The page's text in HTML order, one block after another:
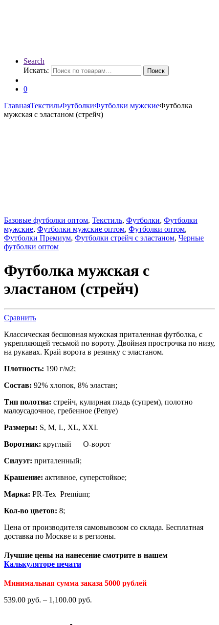
Search
Искать:
Поиск
0
ГлавнаяТекстильФутболкиФутболки мужскиеФутболка
мужская с эластаном (стрейч)
Базовые футболки оптом, Текстиль, Футболки, Футболки
мужские, Футболки мужские оптом, Футболки оптом,
Футболки Премиум, Футболки стрейч с эластаном, Черные
футболки оптом
Футболка мужская с
эластаном (стрейч)
Сравнить
Классическая бесшовная мужская приталенная футболка, с
укрепляющей тесьмой по вороту. Двойная прострочка по низу,
на рукавах. Край ворота в резинку с эластаном.
Плотность: 190 г/м2;
Состав: 92% хлопок, 8% эластан;
Тип полотна: стрейч, кулирная гладь (супрем), полотно
малоусадочное, гребенное (Penye)
Размеры: S, M, L, XL, XXL
Воротник: круглый — О-ворот
Силуэт: приталенный;
Крашение: активное, суперстойкое;
Марка: PR-Tex Premium;
Кол-во цветов: 8;
Цена от производителя самовывозом со склада. Бесплатная
доставка по Москве и в регионы.
Лучшие цены на нанесение смотрите в нашем
Калькуляторе печати
Минимальная сумма заказа 5000 рублей
539.00 руб. – 1,100.00 руб.